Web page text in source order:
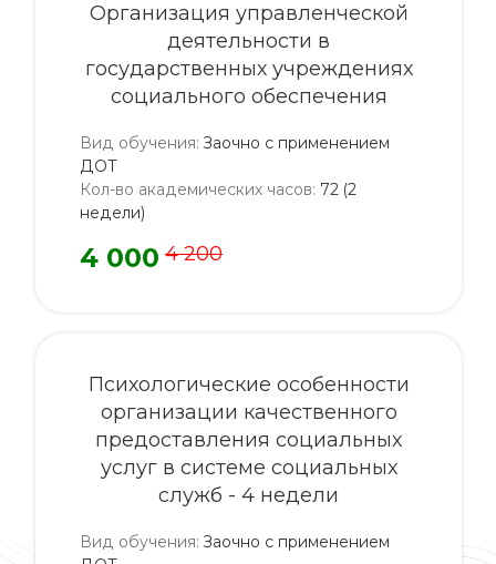
Организация управленческой
деятельности в
государственных учреждениях
социального обеспечения
Вид обучения: Заочно с применением
ДОТ
Кол-во академических часов: 72 (2
недели)
4 000 4 200
Психологические особенности
организации качественного
предоставления социальных
услуг в системе социальных
служб - 4 недели
Вид обучения: Заочно с применением